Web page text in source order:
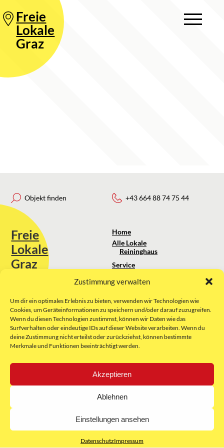
Zustimmung verwalten
Um dir ein optimales Erlebnis zu bieten, verwenden wir Technologien wie
Cookies, um Geräteinformationen zu speichern und/oder darauf zuzugreifen.
Wenn du diesen Technologien zustimmst, können wir Daten wie das
Surfverhalten oder eindeutige IDs auf dieser Website verarbeiten. Wenn du
deine Zustimmung nicht erteilst oder zurückziehst, können bestimmte
Merkmale und Funktionen beeinträchtigt werden.
Akzeptieren
Ablehnen
Einstellungen ansehen
DatenschutzImpressum
Freie
Lokale
Graz
Objekt finden
Freie
Lokale
Graz
Sie erreichen uns unter:
kontakt@freielokale-graz.at
Website by Rubikon Werbeagentur
GmbH
+43 664 88 74 75 44
Home
Alle Lokale
Reininghaus
Service
Über uns
Impressum
AGB
Datenschutz
E-Mail